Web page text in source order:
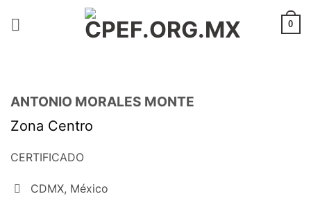
0
ANTONIO MORALES MONTE
Zona Centro
CERTIFICADO
CDMX, México